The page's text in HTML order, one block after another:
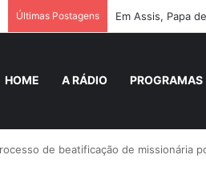
Últimas Postagens Em Assis, Papa
HOME A RÁDIO PROGRAMAS
de beatificação de missionária